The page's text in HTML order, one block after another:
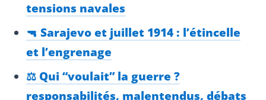
tensions navales
🔫 Sarajevo et juillet 1914 : l’étincelle
et l’engrenage
⚖️ Qui “voulait” la guerre ?
responsabilités, malentendus, débats